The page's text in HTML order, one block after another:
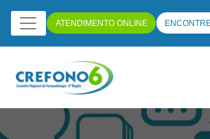
ATENDIMENTO ONLINE